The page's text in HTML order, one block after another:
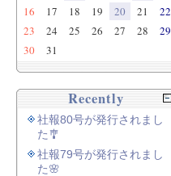
16
17 18 19 20 21
22
23
24 25 26 27 28
29
30
31
Recently
社報80号が発行されまし
た🎐
社報79号が発行されまし
た🌸